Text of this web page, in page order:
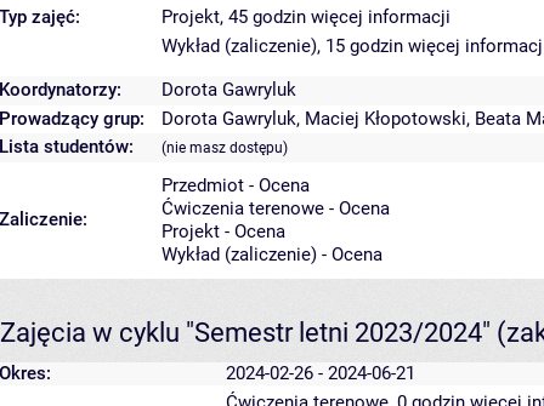
Typ zajęć:
Projekt, 45 godzin więcej informacji
Wykład (zaliczenie), 15 godzin więcej
Koordynatorzy:
Dorota Gawryluk
Prowadzący grup:
Dorota Gawryluk, Maciej Kłopotowski, Beata
Lista studentów:
(nie masz dostępu)
Zaliczenie:
Przedmiot - Ocena
Ćwiczenia terenowe - Ocena
Projekt - Ocena
Wykład (zaliczenie) - Ocena
Zajęcia w cyklu "Semestr letni 2023/2024"
Okres:
2024-02-26 - 2024-06-21